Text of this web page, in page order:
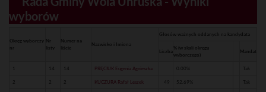
wyborów
Okręg wyborczy
nr
Nr
listy
Numer na
liście
Nazwisko i Imiona
Głosów ważnych oddanych na kandydata
Liczba
% (w skali okręgu
wyborczego)
Mandat
1 14 14 PRĘCIUK Eugenia Agnieszka Tak
2 2 2 KUCZURA Rafał Leszek 49 52.69% Tak